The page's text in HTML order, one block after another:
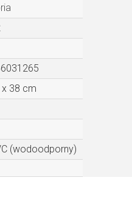
38 cm
(wodoodporny)